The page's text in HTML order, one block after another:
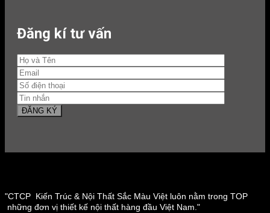
Đăng kí tư vấn
"CTCP Kiến Trúc & Nội Thất Sắc Màu Việt luôn nằm trong TOP
những đơn vị thiết kế nội thất hàng đầu Việt Nam."